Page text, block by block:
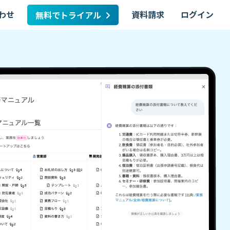
せ 無料でトライアル 資料請求 ログイン